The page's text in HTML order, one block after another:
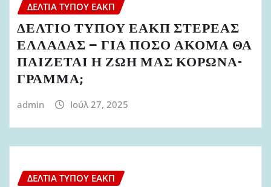
ΔΕΛΤΊΑ ΤΎΠΟΥ ΕΑΚΠ
ΔΕΛΤΙΟ ΤΥΠΟΥ ΕΑΚΠ ΣΤΕΡΕΑΣ
ΕΛΛΑΔΑΣ – ΓΙΑ ΠΟΣΟ ΑΚΟΜΑ ΘΑ
ΠΑΙΖΕΤΑΙ Η ΖΩΗ ΜΑΣ ΚΟΡΩΝΑ-
ΓΡΑΜΜΑ;
admin Ιούλ 27, 2025
ΔΕΛΤΊΑ ΤΎΠΟΥ ΕΑΚΠ